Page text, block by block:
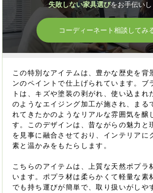
失敗しない家具選びをお手伝いし
コーディーネート相談してみ
この特別なアイテムは、豊かな歴史を背
ンのペイントで仕上げられています。ブ
トは、キズや塗装の剥がれ、使い込まれ
のようなエイジング加工が施され、まる
れてきたかのようなリアルな雰囲気を醸
す。このデザインは、昔ながらの魅力と
を見事に融合させており、インテリアに
素と温かみをもたらします。
こちらのアイテムは、上質な天然ポプラ
います。ポプラ材は柔らかくて軽量な素
でも持ち運びが簡単で、取り扱いがしや